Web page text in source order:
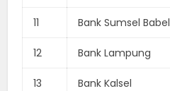
11 Bank Sumsel Babel
12 Bank Lampung
13 Bank Kalsel